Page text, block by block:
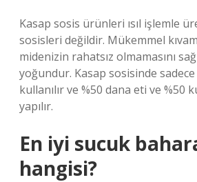
Kasap sosis ürünleri ısıl işlemle
sosisleri değildir. Mükemmel
midenizin rahatsız olmamasını
yoğundur. Kasap sosisinde sadece
kullanılır ve %50 dana eti ve %50
yapılır.
En iyi sucuk
hangisi?